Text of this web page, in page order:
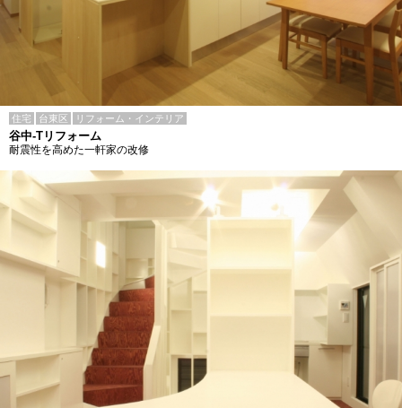
住宅 台東区 リフォーム・インテリア
谷中-Tリフォーム
耐震性を高めた一軒家の改修